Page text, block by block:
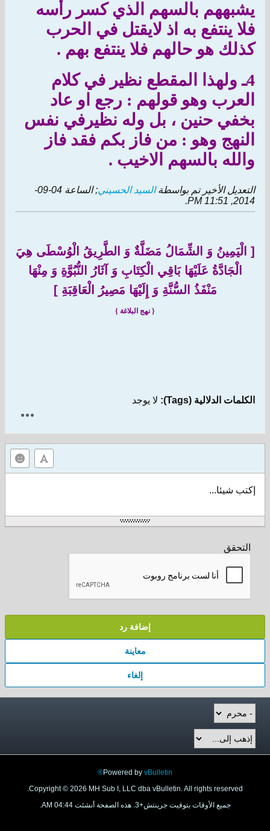
يشبههم بالسهم الذي كسر رأسه
فلا ينتفع به اذ لايقتل في الحرب
كذلك هو حالهم فلا ينتفع بهم .
4ـ ولهذا المقطع نظير في كلام
العرب وهو قولهم : رجع او عاد
بخفي حنين ، بل وله نظيرفي نفس
النهج وهو : من فاز بكم فقد فاز
والله بالسهم الاخيب .
التعديل الأخير تم بواسطةالسيد الحسيني; الساعة
04-09-
2014, 11:51 PM
.
[ الْيَمِينُ وَ الشِّمَالُ مَضَلَّةٌ وَ الطَّرِيقُ الْوُسْطَى هِيَ
الْجَادَّةُ عَلَيْهَا بَاقِي الْكِتَابِ وَ آثَارُ النُّبُوَّةِ وَ مِنْهَا
مَنْفَذُ السُّنَّةِ وَ إِلَيْهَا مَصِيرُ الْعَاقِبَةِ ]
{ نهج البلاغة }
الكلمات الدلالية (Tags): لا يوجد
إكتب شيئا...
التحقق
إضافة رد
معاينة
إلغاء
Powered by vBulletin®
Copyright © 2026 MH Sub I, LLC dba vBulletin. All rights reserved.
جميع الأوقات بتوقيت جرينتش+3. هذه الصفحة أنشئت 04:44 AM.